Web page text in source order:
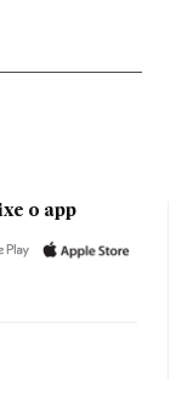
o app